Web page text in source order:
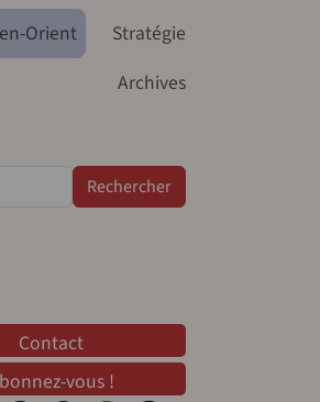
Orient
Stratégie
Archives
Contact
vous !